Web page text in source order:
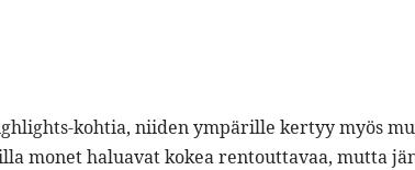
kohtia, niiden ympärille kertyy myös
monet haluavat kokea rentouttavaa, mutta